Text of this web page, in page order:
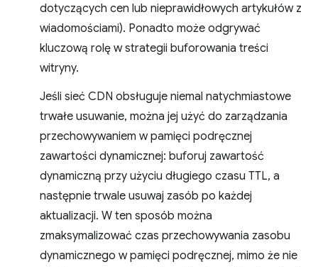
dotyczących cen lub nieprawidłowych artykułów z
wiadomościami). Ponadto może odgrywać
kluczową rolę w strategii buforowania treści
witryny.
Jeśli sieć CDN obsługuje niemal natychmiastowe
trwałe usuwanie, można jej użyć do zarządzania
przechowywaniem w pamięci podręcznej
zawartości dynamicznej: buforuj zawartość
dynamiczną przy użyciu długiego czasu TTL, a
następnie trwale usuwaj zasób po każdej
aktualizacji. W ten sposób można
zmaksymalizować czas przechowywania zasobu
dynamicznego w pamięci podręcznej, mimo że nie